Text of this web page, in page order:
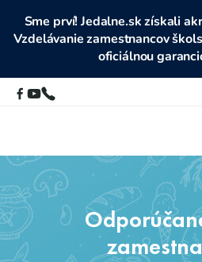
Sme prví! Jedalne.sk získali
Vzdelávanie zamestnancov
oficiálnou